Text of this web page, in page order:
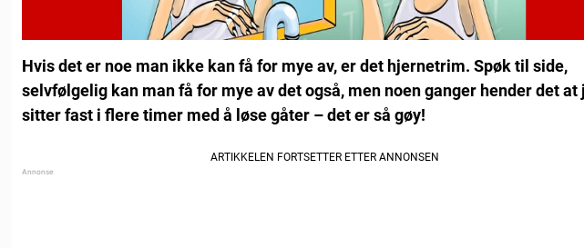
Hvis det er noe man ikke kan få for mye av, er det hjernetrim. Spøk til side,
selvfølgelig kan man få for mye av det også, men noen ganger hender det at
sitter fast i flere timer med å løse gåter – det er så gøy!